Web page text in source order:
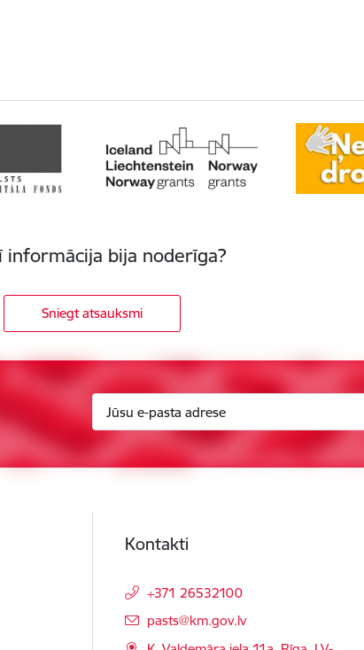
informācija bija noderīga?
Sniegt atsauksmi
Kontakti
+371 26532100
E-pasts:
pasts@km.gov.lv